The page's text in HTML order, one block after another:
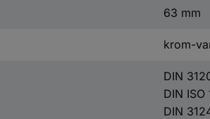
63 mm
krom-
DIN
DIN ISO
DIN